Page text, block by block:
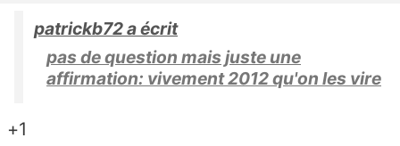
patrickb72 a écrit
pas de question mais juste une
affirmation: vivement 2012 qu'on les vire
+1